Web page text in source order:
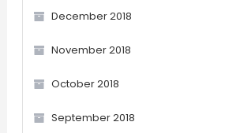
December 2018
November 2018
October 2018
September 2018